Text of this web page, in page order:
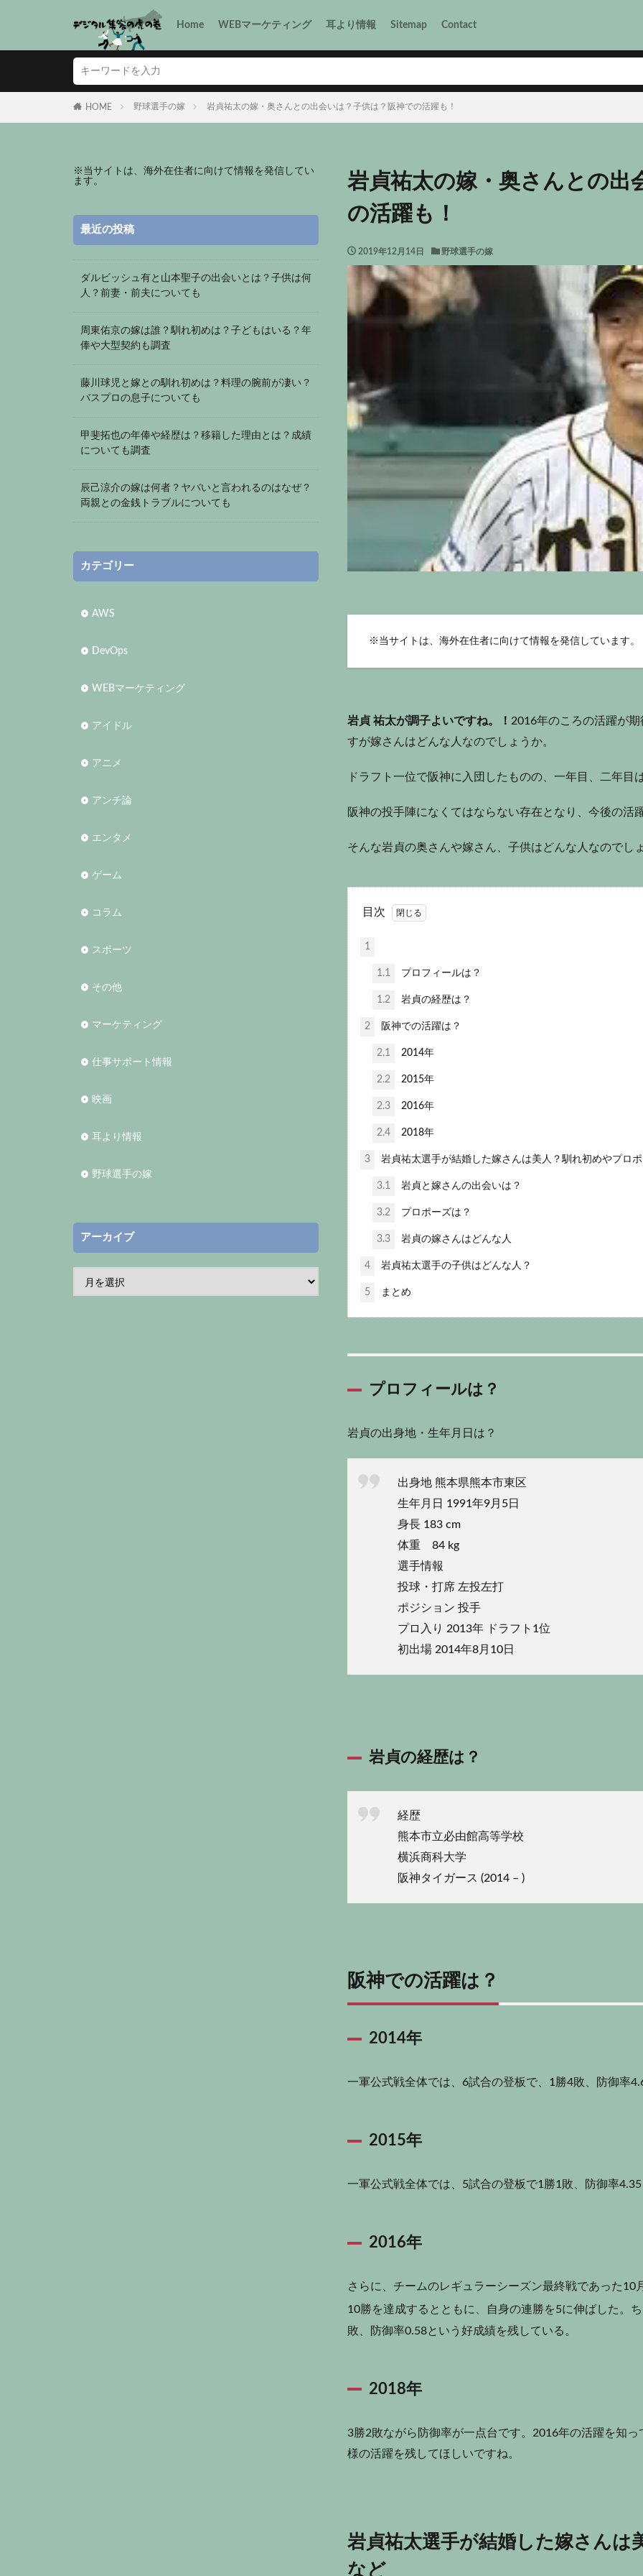
Home WEBマーケティング 耳より情報 Sitemap Contact
HOME 野球選手の嫁 岩貞祐太の嫁・奥さんとの出会いは？子供は？阪神での活躍も！
岩貞祐太の嫁・奥さんとの出
の活躍も！
2019年12月14日 野球選手の嫁
※ 当サイトは、海外在住者に向けて情報を発信しています。
岩貞 祐太が調子よいですね。！ 2016年のころの活躍が
すが嫁さんはどんな人なのでしょうか。
ドラフト一位で阪神に入団したものの、一年目、二年
阪神の投手陣になくてはならない存在となり、今後の活
そんな岩貞の奥さんや嫁さん、子供はどんな人なのでし
目次
1
1.1 プロフィールは？
1.2 岩貞の経歴は？
2 阪神での活躍は？
2.1 2014年
2.2 2015年
2.3 2016年
2.4 2018年
3 岩貞祐太選手が結婚した嫁さんは美人？馴れ初めやプロ
3.1 岩貞と嫁さんの出会いは？
3.2 プロポーズは？
3.3 岩貞の嫁さんはどんな人
4 岩貞祐太選手の子供はどんな人？
5 まとめ
プロフィールは？
岩貞の出身地・生年月日は？
出身地 熊本県熊本市東区
生年月日 1991年9月5日
身長 183 cm
体重 84 kg
選手情報
投球・打席 左投左打
ポジション 投手
プロ入り 2013年 ドラフト1位
初出場 2014年8月10日
岩貞の経歴は？
経歴
熊本市立必由館高等学校
横浜商科大学
阪神タイガース (2014 – )
阪神での活躍は？
2014年
一軍公式戦全体では、6試合の登板で、1勝4敗、防御率
2015年
一軍公式戦全体では、5試合の登板で1勝1敗、防御率
2016年
さらに、チームのレギュラーシーズン最終戦であった
10勝を達成するとともに、自身の連勝を5に伸ばした。
敗、防御率0.58という好成績を残している。
2018年
3勝2敗ながら防御率が一点台です。2016年の活躍を知
様の活躍を残してほしいですね。
岩貞祐太選手が結婚した嫁さんは
など
※ 当サイトは、海外在住者に向けて情報を発信してい
ます。
最近の投稿
ダルビッシュ有と山本聖子の出会いとは？子供は何
人？前妻・前夫についても
周東佑京の嫁は誰？馴れ初めは？子どもはいる？年
俸や大型契約も調査
藤川球児と嫁との馴れ初めは？料理の腕前が凄い？
バスプロの息子についても
甲斐拓也の年俸や経歴は？移籍した理由とは？成績
についても調査
辰己涼介の嫁は何者？ヤバいと言われるのはなぜ？
両親との金銭トラブルについても
カテゴリー
AWS
DevOps
WEBマーケティング
アイドル
アニメ
アンチ論
エンタメ
ゲーム
コラム
スポーツ
その他
マーケティング
仕事サポート情報
映画
耳より情報
野球選手の嫁
アーカイブ